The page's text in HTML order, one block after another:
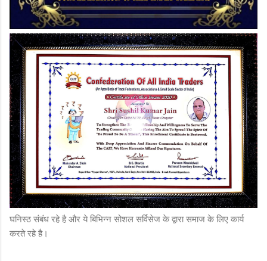
घनिस्ठ संबंध रहे है और ये बिभिन्न सोशल सर्विसेज के द्वारा समाज के लिए कार्य
करते रहे है।